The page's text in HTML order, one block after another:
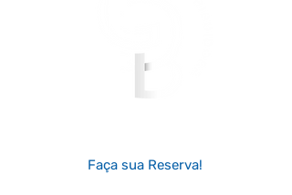
Faça sua Reserva!